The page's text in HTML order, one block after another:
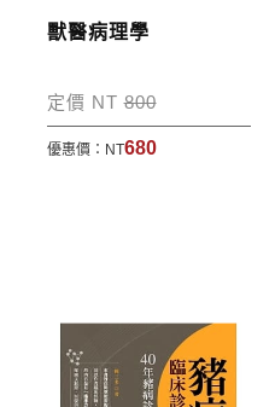
運費說明:
包裹運送，一律免運費；
費。外文書籍將由專人估價
寄送說明:
付款完成後，本公司將於
獸醫病理學
定價 NT800
優惠價： NT680